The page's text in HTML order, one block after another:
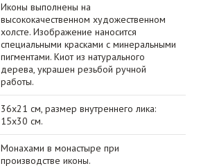
Иконы выполнены на
высококачественном художественном
холсте. Изображение наносится
специальными красками с минеральными
пигментами. Киот из натурального
дерева, украшен резьбой ручной
работы.
36х21 см, размер внутреннего лика:
15х30 см.
Монахами в монастыре при
производстве иконы.